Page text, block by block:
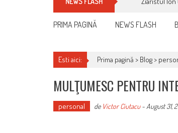
PRIMA PAGINĂ NEWS FLASH
Esti aici: Prima pagină > Blog>
MULŢUMESC PENTRU
personal de Victor Ciutacu- August 31,